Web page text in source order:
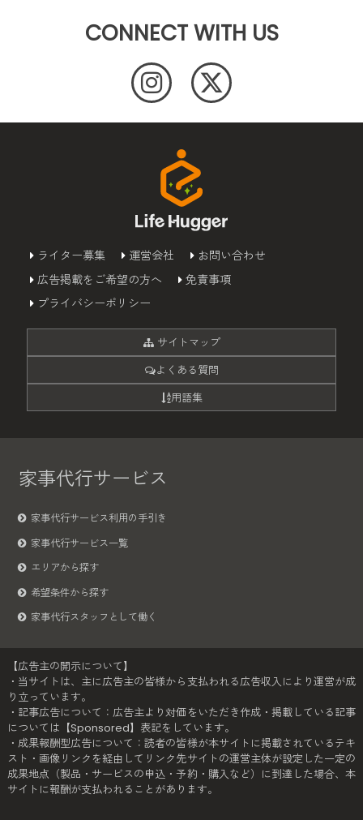
CONNECT WITH US
ライター募集 運営会社
お問い合わせ
広告掲載をご希望の方へ
免責事項
プライバシーポリシー
サイトマップ
よくある質問
用語集
家事代行サービス
家事代行サービス利用の手引き
家事代行サービス一覧
エリアから探す
希望条件から探す
家事代行スタッフとして働く
【広告主の開示について】
・当サイトは、主に広告主の皆様から支払われる広告収入により運営が成
り立っています。
・記事広告について：広告主より対価をいただき作成・掲載している記事
については【Sponsored】表記をしています。
・成果報酬型広告について：読者の皆様が本サイトに掲載されているテキ
スト・画像リンクを経由してリンク先サイトの運営主体が設定した一定の
成果地点（製品・サービスの申込・予約・購入など）に到達した場合、本
サイトに報酬が支払われることがあります。